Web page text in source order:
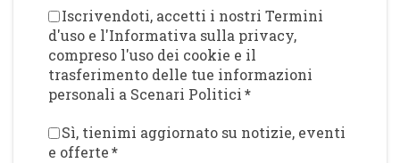
Iscrivendoti, accetti i nostri Termini
d'uso e l'Informativa sulla privacy,
compreso l'uso dei cookie e il
trasferimento delle tue informazioni
personali a Scenari Politici*
Sì, tienimi aggiornato su notizie, eventi
e offerte*